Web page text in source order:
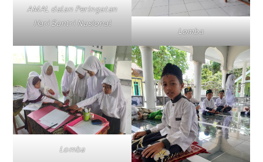
AMAL dalan Peringatan
Hari Santri Nasional
Lomba
Lomba